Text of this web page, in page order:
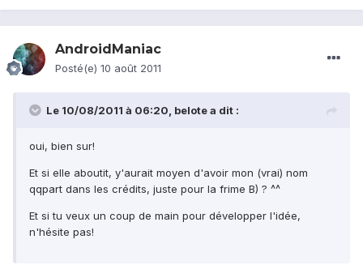
AndroidManiac
Posté(e) 10 août 2011
Le 10/08/2011 à 06:20, belote a dit :
oui, bien sur!
Et si elle aboutit, y'aurait moyen d'avoir mon (vrai) nom
qqpart dans les crédits, juste pour la frime B) ? ^^
Et si tu veux un coup de main pour développer l'idée,
n'hésite pas!